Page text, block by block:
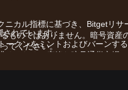
されています：
クンをミントおよびバーンする
めるため、広範な暗号通貨市場
カル指標に基づき、Bitgetリ
ものではありません。暗号資産
てください。